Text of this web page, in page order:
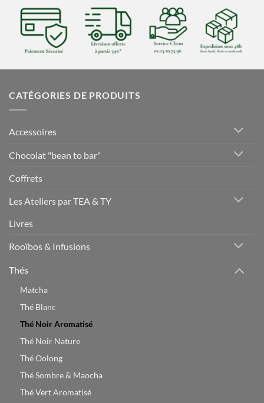
CATÉGORIES DE PRODUITS
Accessoires
Chocolat "bean to bar"
Coffrets
Les Ateliers par TEA & TY
Livres
Rooïbos & Infusions
Thés
Matcha
Thé Blanc
Thé Noir Aromatisé
Thé Noir Nature
Thé Oolong
Thé Sombre & Maocha
Thé Vert Aromatisé